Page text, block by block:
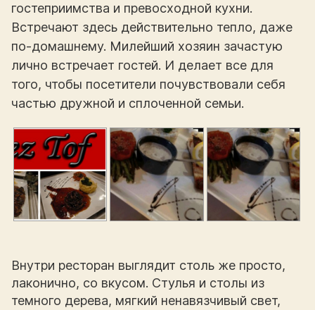
гостеприимства и превосходной кухни.
Встречают здесь действительно тепло, даже
по-домашнему. Милейший хозяин зачастую
лично встречает гостей. И делает все для
того, чтобы посетители почувствовали себя
частью дружной и сплоченной семьи.
Внутри ресторан выглядит столь же просто,
лаконично, со вкусом. Стулья и столы из
темного дерева, мягкий ненавязчивый свет,